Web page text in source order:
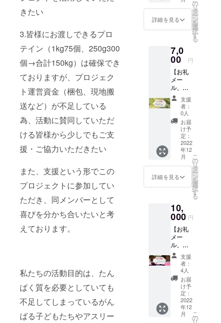
きたい
3.皆様にお渡しできるプロ
テイン（1kg75個、250g300
個→合計150kg）は確保でき
ておりますが、プロジェク
ト運営資金（梱包、現地搬
送など）が不足している
為、活動に賛同していただ
ける皆様から少しでもご支
援・ご協力いただきたい
また、支援という形でこの
プロジェクトに参加してい
ただき、同メンバーとして
喜びを分かち合いたいと考
えております。
私たちの活動目的は、たん
ぱく質を必要としていても
不足してしまっているがん
ばる子どもたちやアスリー
味料、酸化
加なし
私たちの活
動目的は、
たんぱく質
を必要とし
ていても不
足してし
まっている
子どもたち
やアスリー
トを応援し
ていくこと
です。
「 あ
ろから「
ない 」と
ころへ。
たんぱく質
を” 分け合
う ”この活
動に少しで
もご賛同い
ただけまし
たら、是非
をご紹
介する
REPOR
子ど
もたち
は皆様
一人一
人のご
支援の
賜物だ
とご実
感いた
だけれ
ば幸い
です。
★宅ト
レブッ
ク
→「
ディメ
イク ラ
グレ
ス・
ワーク
アウ
ト 」
をお送
りしま
す。
少しで
も、筋
力低下
防止、
運動不
250g
グリー
ン
尾の抹
茶使
用）を
お送り
しま
す。】
★お礼
メール
→「 コ
ドモへ
繋ぐコ
コロを
磨く 」
運営事
務局よ
りお礼
のメー
★活動
REPOR
贈活動
や団体
様など
をご紹
介する
REPOR
T誌をお
送りし
ます。
子ど
もたち
の笑顔
詳細を見る
の
リ
タ
ー
ン
を
選
択
す
る
7,0
00 円
【お礼
メー
ル、活
動
REPOR
T誌、宅
トレ
ブッ
ク、 ラ
グレス
プロテ
イン
250g
グリー
ン
尾の抹
茶使
用））
+リッチ
チョコ
味 or ド
ライス
トロベ
リー味
250gを
お送り
しま
す。】
★お礼
メール
支援
者：
0人
お届
け予
定：
2022
年12
月
詳細を見る
こ
の
リ
タ
ー
ン
を
選
択
す
る
10,
000 円
【お礼
メー
ル、活
動
REPOR
T誌、宅
トレ
ブッ
ク、 ラ
グレス
プロテ
イン
支援
者：
4人
お届
け予
定：
2022
年12
月
こ
の